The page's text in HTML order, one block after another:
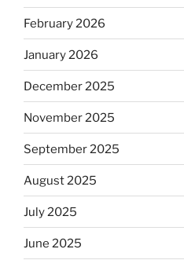
February 2026
January 2026
December 2025
November 2025
September 2025
August 2025
July 2025
June 2025